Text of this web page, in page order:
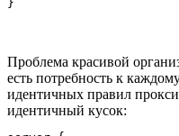
Проблема красивой
есть потребность к
идентичных правил
идентичный кусок: